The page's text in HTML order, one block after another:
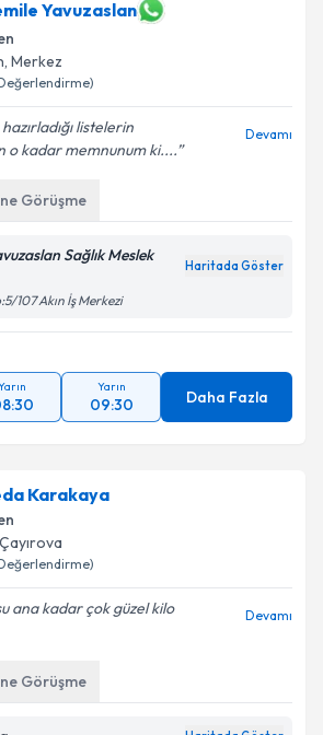
Yavuzaslan
, Merkez
listelerin
o kadar memnunum ki....
Devamı
Görüşme
Sağlık Meslek
Haritada Göster
107 Akın İş Merkezi
Yarın
09:30 Daha Fazla
Karakaya
ana kadar çok güzel kilo
Devamı
Görüşme